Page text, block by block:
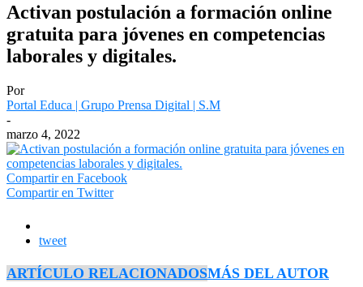
Activan postulación a formación online
gratuita para jóvenes en competencias
laborales y digitales.
Por
Portal Educa | Grupo Prensa Digital | S.M
-
marzo 4, 2022
Compartir en Facebook
Compartir en Twitter
tweet
ARTÍCULO RELACIONADOSMÁS DEL AUTOR